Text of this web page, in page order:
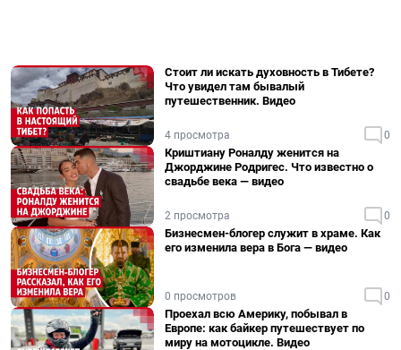
Стоит ли искать духовность в Тибете?
Что увидел там бывалый
путешественник. Видео
4 просмотра 0
Криштиану Роналду женится на
Джорджине Родригес. Что известно о
свадьбе века — видео
2 просмотра 0
Бизнесмен-блогер служит в храме. Как
его изменила вера в Бога — видео
0 просмотров 0
Проехал всю Америку, побывал в
Европе: как байкер путешествует по
миру на мотоцикле. Видео